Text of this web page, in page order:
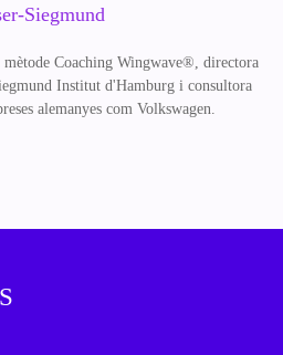
Siegmund
mètode Coaching Wingwave®, directora
Institut d'Hamburg i consultora
alemanyes com Volkswagen.